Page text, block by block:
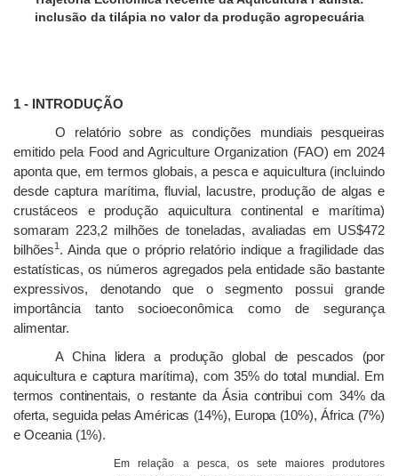
inclusão da tilápia no valor da produção agropecuária
1 - INTRODUÇÃO
O relatório sobre as condições mundiais pesqueiras
emitido pela Food and Agriculture Organization (FAO) em 2024
aponta que, em termos globais, a pesca e aquicultura (incluindo
desde captura marítima, fluvial, lacustre, produção de algas e
crustáceos e produção aquicultura continental e marítima)
somaram 223,2 milhões de toneladas, avaliadas em US$472
bilhões1 . Ainda que o próprio relatório indique a fragilidade das
estatísticas, os números agregados pela entidade são bastante
expressivos, denotando que o segmento possui grande
importância tanto socioeconômica como de segurança
alimentar.
A China lidera a produção global de pescados (por
aquicultura e captura marítima), com 35% do total mundial. Em
termos continentais, o restante da Ásia contribui com 34% da
oferta, seguida pelas Américas (14%), Europa (10%), África (7%)
e Oceania (1%).
Em relação a pesca, os sete maiores produtores